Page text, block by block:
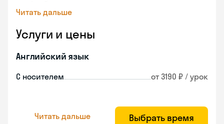
Читать дальше
Услуги и цены
Английский язык
С носителем от 3190 ₽ / урок
Читать дальше Выбрать время